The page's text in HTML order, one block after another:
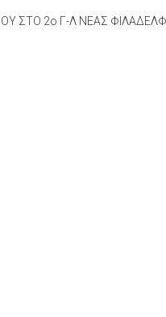
ΣΤΟ 2ο Γ-Λ ΝΕΑΣ